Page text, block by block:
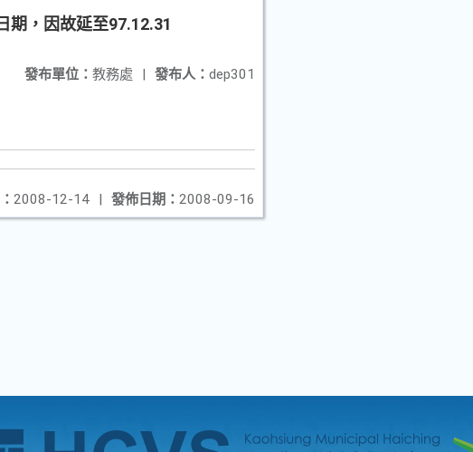
期，因故延至97.12.31
發布人： dep301
發布單位： 教務處 |
發佈日期： 2008-09-16
2008-12-14 |